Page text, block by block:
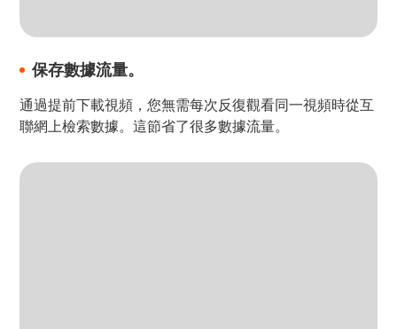
保存數據流量。
通過提前下載視頻，您無需每次反復觀看同一視頻時從互
聯網上檢索數據。這節省了很多數據流量。